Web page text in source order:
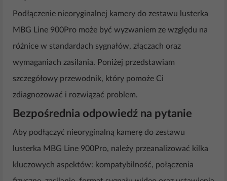
Podłączenie nieoryginalnej kamery do zestawu lusterka
MBG Line 900Pro może być wyzwaniem ze względu na
różnice w standardach sygnałów, złączach oraz
wymaganiach zasilania. Poniżej przedstawiam
szczegółowy przewodnik, który pomoże Ci
zdiagnozować i rozwiązać problem.
Bezpośrednia odpowiedź na pytanie
Aby podłączyć nieoryginalną kamerę do zestawu
lusterka MBG Line 900Pro, należy przeanalizować kilka
kluczowych aspektów: kompatybilność, połączenia